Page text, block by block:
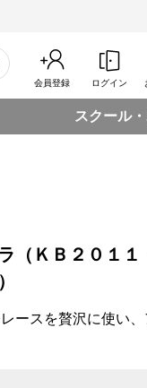
会員登録 ログイン
スクール
（ＫＢ２０１１
ースを贅沢に使い